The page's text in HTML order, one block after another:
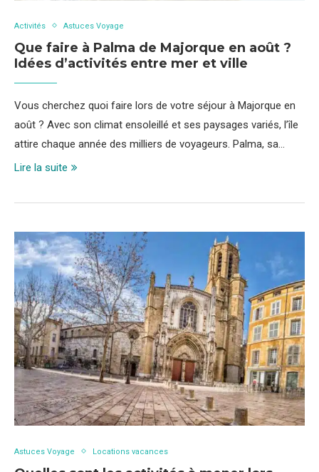
Activités Astuces Voyage
Que faire à Palma de Majorque en août ?
Idées d’activités entre mer et ville
Vous cherchez quoi faire lors de votre séjour à Majorque en
août ? Avec son climat ensoleillé et ses paysages variés, l’île
attire chaque année des milliers de voyageurs. Palma, sa…
Lire la suite
Astuces Voyage Locations vacances